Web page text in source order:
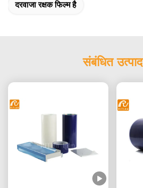
दरवाजा रक्षक फिल्म है
संबंधित उत्पाद